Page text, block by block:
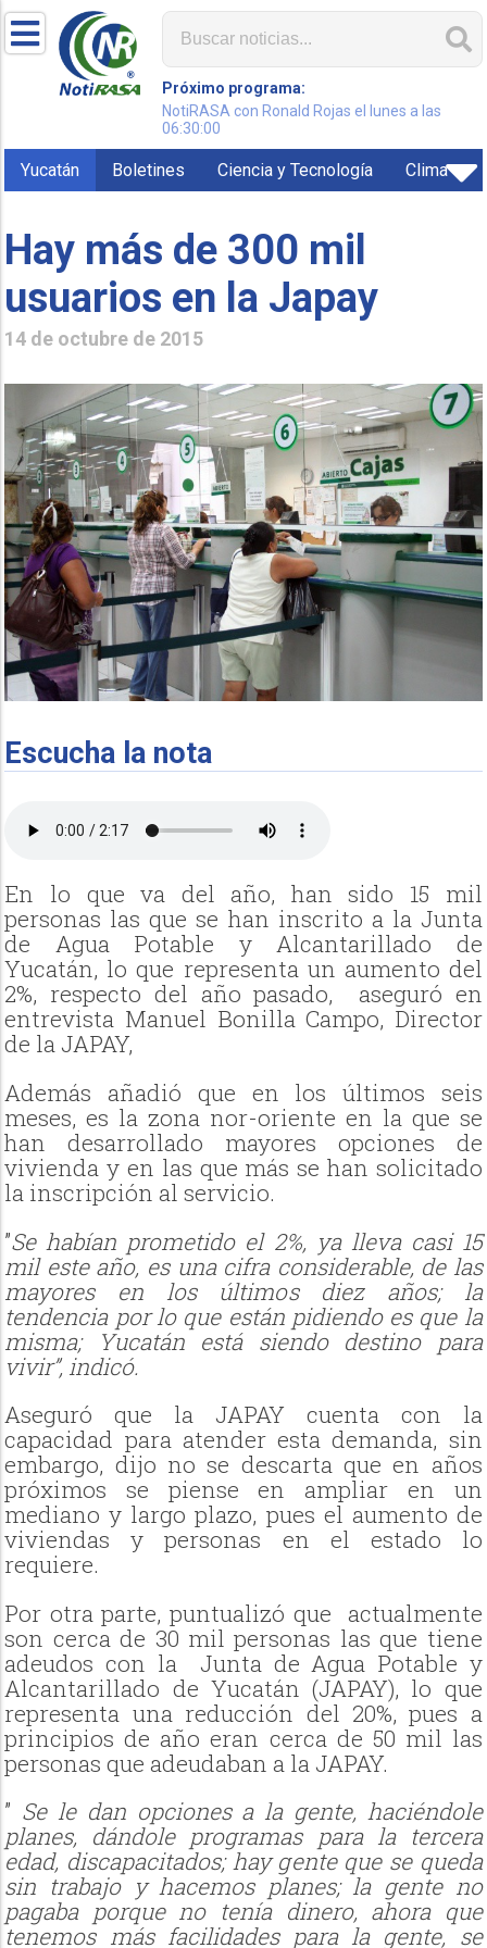
Próximo programa:
NotiRASA con Ronald Rojas el lunes a las
06:30:00
Yucatán Boletines Ciencia y Tecnología Clima
Hay más de 300 mil
usuarios en la Japay
14 de octubre de 2015
Escucha la nota
En lo que va del año, han sido 15 mil
personas las que se han inscrito a la Junta
de Agua Potable y Alcantarillado de
Yucatán, lo que representa un aumento del
2%, respecto del año pasado, aseguró en
entrevista Manuel Bonilla Campo, Director
de la JAPAY,
Además añadió que en los últimos seis
meses, es la zona nor-oriente en la que se
han desarrollado mayores opciones de
vivienda y en las que más se han solicitado
la inscripción al servicio.
”Se habían prometido el 2%, ya lleva casi 15
mil este año, es una cifra considerable, de las
mayores en los últimos diez años; la
tendencia por lo que están pidiendo es que la
misma; Yucatán está siendo destino para
vivir”, indicó.
Aseguró que la JAPAY cuenta con la
capacidad para atender esta demanda, sin
embargo, dijo no se descarta que en años
próximos se piense en ampliar en un
mediano y largo plazo, pues el aumento de
viviendas y personas en el estado lo
requiere.
Por otra parte, puntualizó que actualmente
son cerca de 30 mil personas las que tiene
adeudos con la Junta de Agua Potable y
Alcantarillado de Yucatán (JAPAY), lo que
representa una reducción del 20%, pues a
principios de año eran cerca de 50 mil las
personas que adeudaban a la JAPAY.
” Se le dan opciones a la gente, haciéndole
planes, dándole programas para la tercera
edad, discapacitados; hay gente que se queda
sin trabajo y hacemos planes; la gente no
pagaba porque no tenía dinero, ahora que
tenemos más facilidades para la gente, se